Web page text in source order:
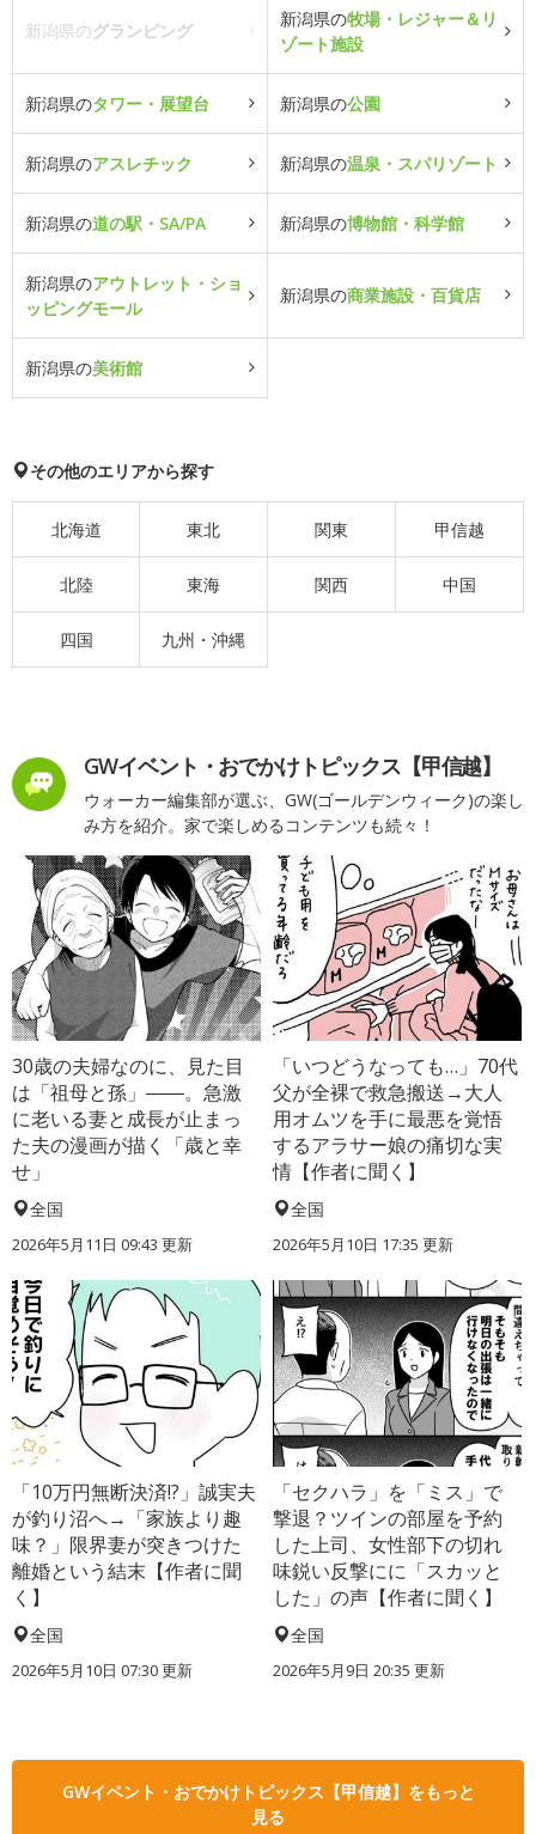
新潟県のグランピング
新潟県の牧場・レジャー＆リ
ゾート施設
新潟県のタワー・展望台 新潟県の公園
新潟県のアスレチック 新潟県の温泉・スパリゾート
新潟県の道の駅・SA/PA 新潟県の博物館・科学館
新潟県のアウトレット・ショ
ッピングモール
新潟県の商業施設・百貨店
新潟県の美術館
その他のエリアから探す
北海道 東北 関東 甲信越
北陸 東海 関西 中国
四国 九州・沖縄
GWイベント・おでかけトピックス【甲信越】
ウォーカー編集部が選ぶ、GW(ゴールデンウィーク)の楽し
み方を紹介。家で楽しめるコンテンツも続々！
30歳の夫婦なのに、見た目
は「祖母と孫」――。急激
に老いる妻と成長が止まっ
た夫の漫画が描く「歳と幸
せ」
全国
2026年5月11日 09:43 更新
「いつどうなっても…」70代
父が全裸で救急搬送→大人
用オムツを手に最悪を覚悟
するアラサー娘の痛切な実
情【作者に聞く】
全国
2026年5月10日 17:35 更新
「10万円無断決済!?」誠実夫
が釣り沼へ→「家族より趣
味？」限界妻が突きつけた
離婚という結末【作者に聞
く】
全国
2026年5月10日 07:30 更新
「セクハラ」を「ミス」で
撃退？ツインの部屋を予約
した上司、女性部下の切れ
味鋭い反撃にに「スカッと
した」の声【作者に聞く】
全国
2026年5月9日 20:35 更新
GWイベント・おでかけトピックス【甲信越】をもっと
見る